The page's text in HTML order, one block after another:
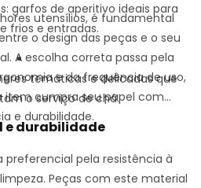
garfos de aperitivo ideais para
frios e entradas.
temáticas e delicadas que
o serviço de chá.
utensílios, é fundamental
o design das peças e o seu
A escolha correta passa pela
e da frequência de uso,
item cumpra seu papel com
e durabilidade.
e durabilidade
preferencial pela resistência à
Peças com este material